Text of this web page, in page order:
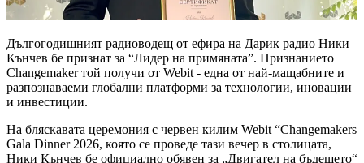
Дългогодишният радиоводещ от ефира на Дарик радио Ники
Кънчев бе признат за “Лидер на примяната”. Признанието
Changemaker той получи от Webit - една от най-мащабните и
разпознаваеми глобални платформи за технологии, иновации
и инвестиции.
На бляскавата церемония с червен килим Webit “Changemakers
Gala Dinner 2026, която се проведе тази вечер в столицата,
Ники Кънчев бе официално обявен за „Двигател на бъдещето“